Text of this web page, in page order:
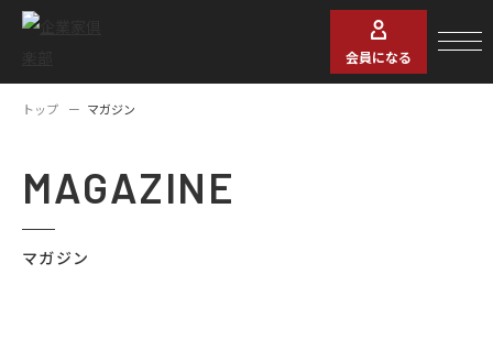
会員になる
トップ マガジン
MAGAZINE
マガジン